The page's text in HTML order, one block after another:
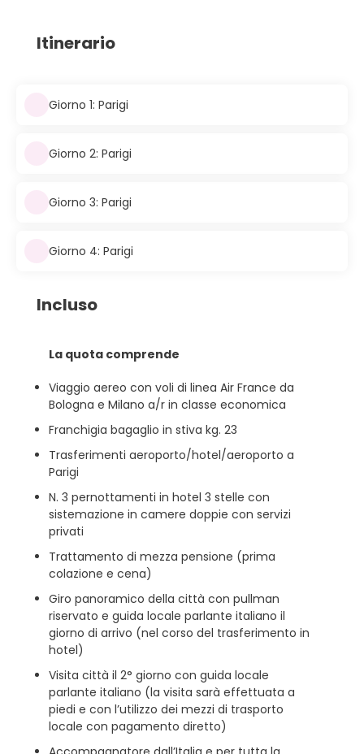
Itinerario
Giorno 1: Parigi
Giorno 2: Parigi
Giorno 3: Parigi
Giorno 4: Parigi
Incluso
La quota comprende
Viaggio aereo con voli di linea Air France da
Bologna e Milano a/r in classe economica
Franchigia bagaglio in stiva kg. 23
Trasferimenti aeroporto/hotel/aeroporto a
Parigi
N. 3 pernottamenti in hotel 3 stelle con
sistemazione in camere doppie con servizi
privati
Trattamento di mezza pensione (prima
colazione e cena)
Giro panoramico della città con pullman
riservato e guida locale parlante italiano il
giorno di arrivo (nel corso del trasferimento in
hotel)
Visita città il 2° giorno con guida locale
parlante italiano (la visita sarà effettuata a
piedi e con l’utilizzo dei mezzi di trasporto
locale con pagamento diretto)